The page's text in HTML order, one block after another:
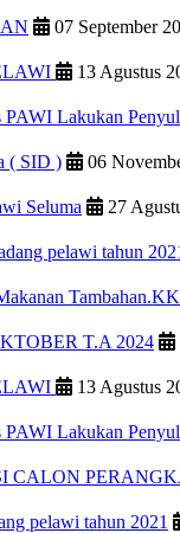
07 September
13 Agustus
Lakukan
( SID ) 06
Seluma 27
pelawi tahun
T.A 2024
13 Agustus
Lakukan
CALON
pelawi tahun 2021